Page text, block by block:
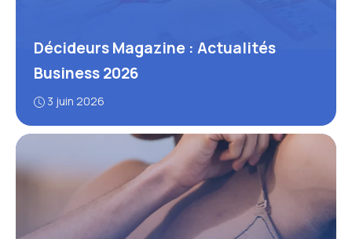
Décideurs Magazine : Actualités
Business 2026
3 juin 2026